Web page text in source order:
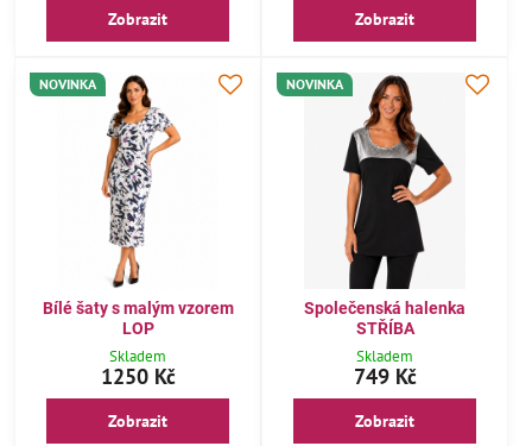
Zobrazit Zobrazit
NOVINKA
Bílé šaty s malým vzorem
LOP
Skladem
1250 Kč
Zobrazit
NOVINKA
Společenská halenka
STŘÍBA
Skladem
749 Kč
Zobrazit